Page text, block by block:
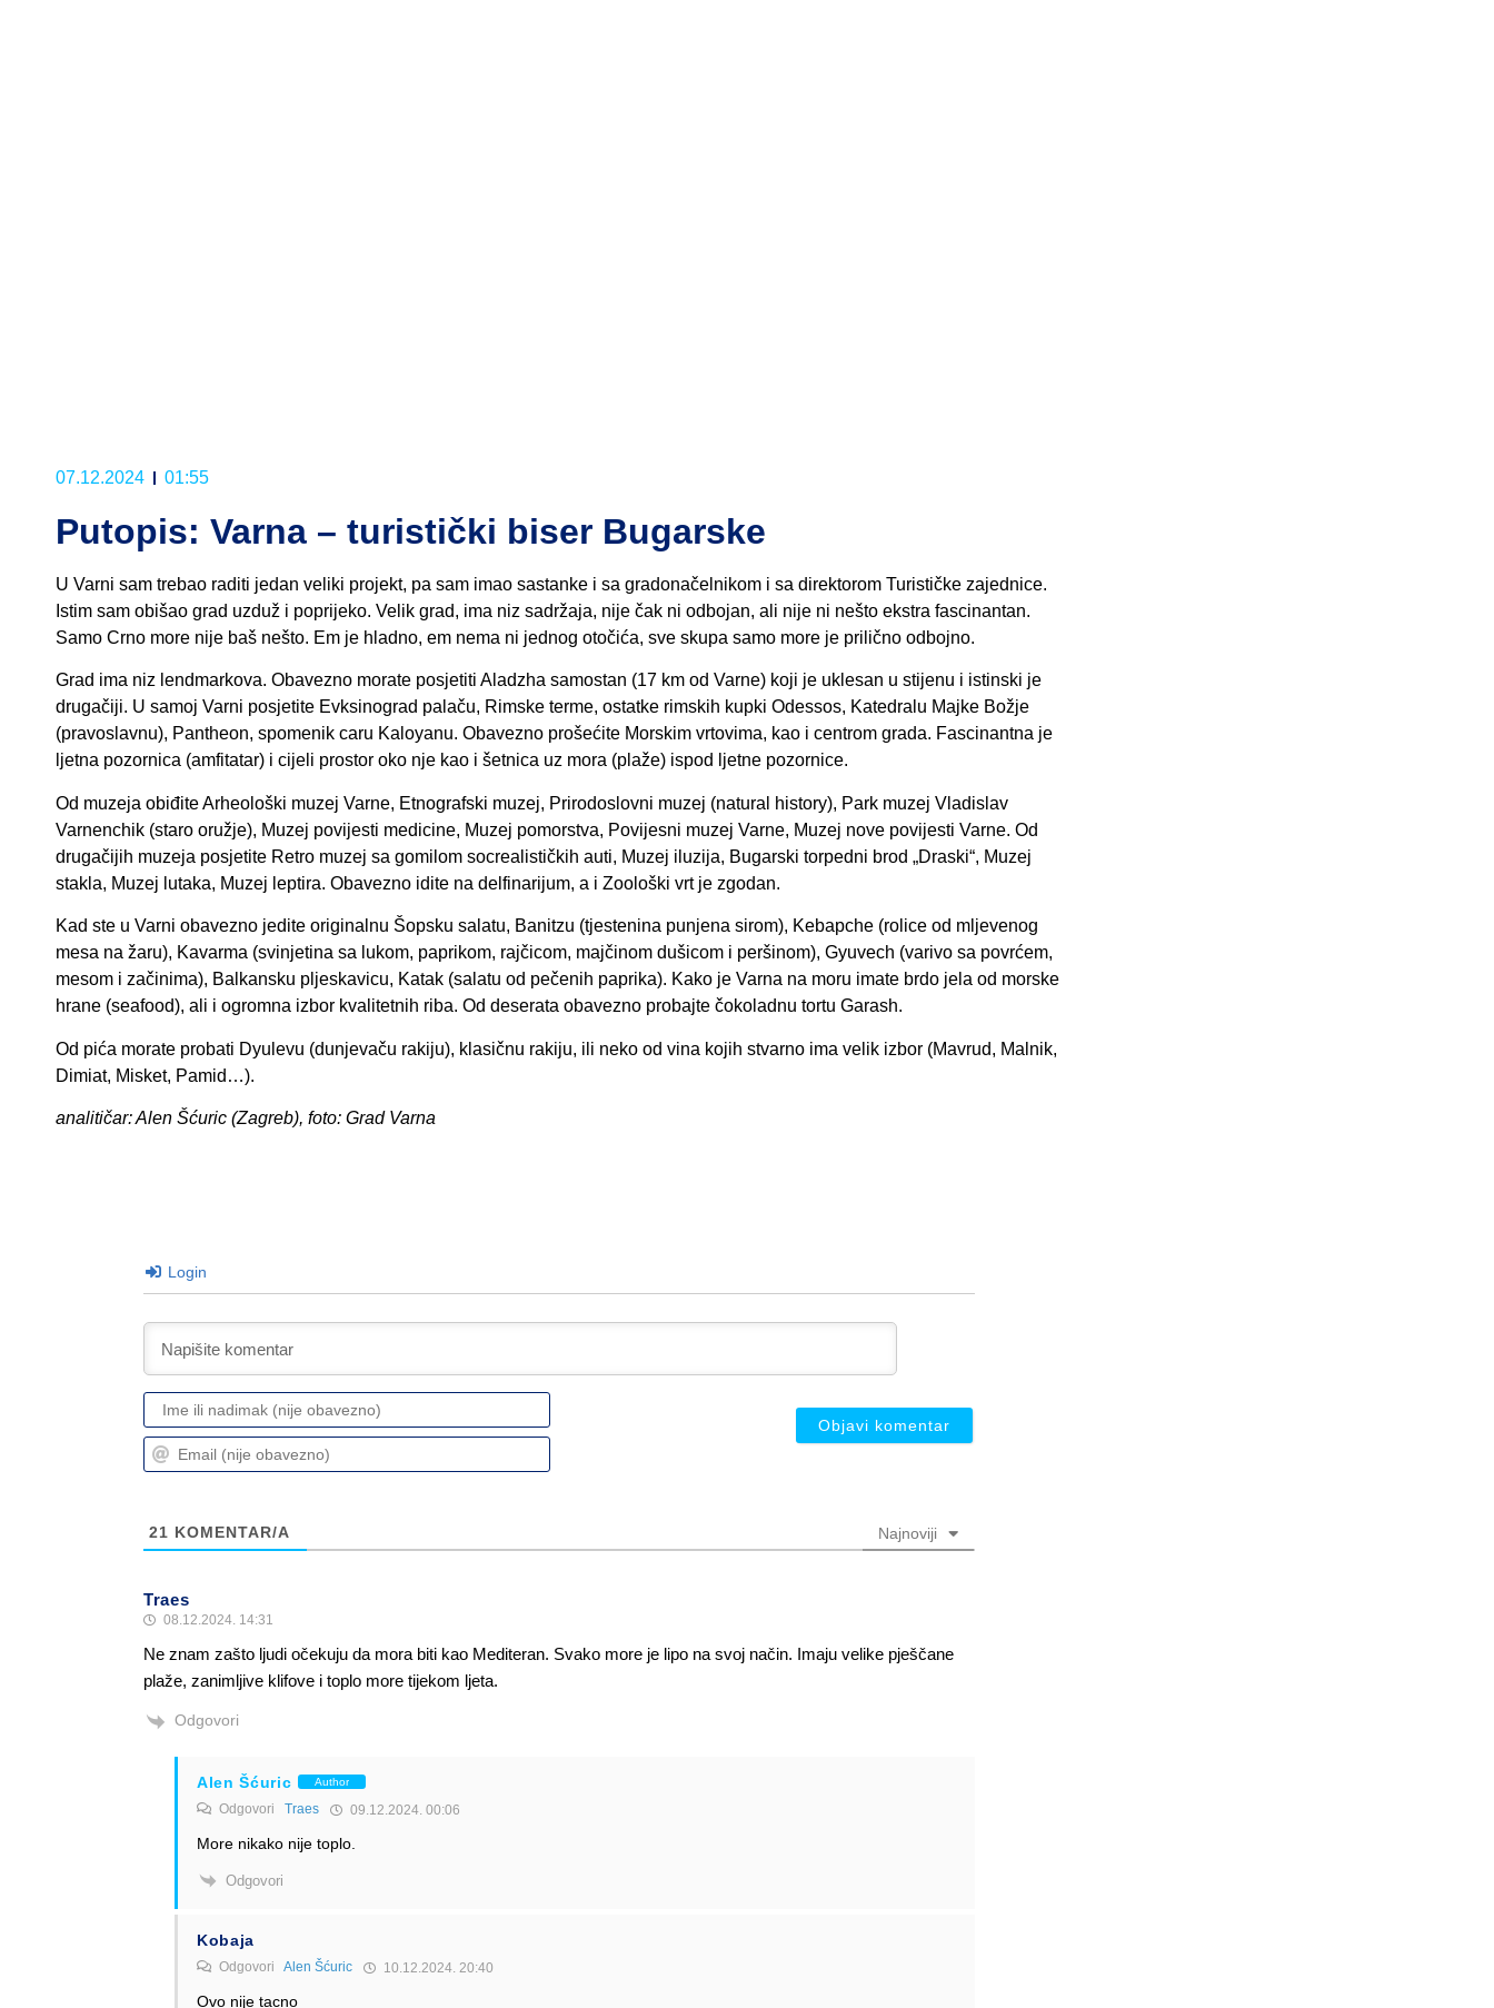
07.12.2024 01:55
Putopis: Varna – turistički biser Bugarske
U Varni sam trebao raditi jedan veliki projekt, pa sam imao sastanke i sa gradonačelnikom i sa direktorom Turističke zajednice.
Istim sam obišao grad uzduž i poprijeko. Velik grad, ima niz sadržaja, nije čak ni odbojan, ali nije ni nešto ekstra fascinantan.
Samo Crno more nije baš nešto. Em je hladno, em nema ni jednog otočića, sve skupa samo more je prilično odbojno.
Grad ima niz lendmarkova. Obavezno morate posjetiti Aladzha samostan (17 km od Varne) koji je uklesan u stijenu i istinski je
drugačiji. U samoj Varni posjetite Evksinograd palaču, Rimske terme, ostatke rimskih kupki Odessos, Katedralu Majke Božje
(pravoslavnu), Pantheon, spomenik caru Kaloyanu. Obavezno prošećite Morskim vrtovima, kao i centrom grada. Fascinantna je
ljetna pozornica (amfitatar) i cijeli prostor oko nje kao i šetnica uz mora (plaže) ispod ljetne pozornice.
Od muzeja obiđite Arheološki muzej Varne, Etnografski muzej, Prirodoslovni muzej (natural history), Park muzej Vladislav
Varnenchik (staro oružje), Muzej povijesti medicine, Muzej pomorstva, Povijesni muzej Varne, Muzej nove povijesti Varne. Od
drugačijih muzeja posjetite Retro muzej sa gomilom socrealističkih auti, Muzej iluzija, Bugarski torpedni brod „Draski“, Muzej
stakla, Muzej lutaka, Muzej leptira. Obavezno idite na delfinarijum, a i Zoološki vrt je zgodan.
Kad ste u Varni obavezno jedite originalnu Šopsku salatu, Banitzu (tjestenina punjena sirom), Kebapche (rolice od mljevenog
mesa na žaru), Kavarma (svinjetina sa lukom, paprikom, rajčicom, majčinom dušicom i peršinom), Gyuvech (varivo sa povrćem,
mesom i začinima), Balkansku pljeskavicu, Katak (salatu od pečenih paprika). Kako je Varna na moru imate brdo jela od morske
hrane (seafood), ali i ogromna izbor kvalitetnih riba. Od deserata obavezno probajte čokoladnu tortu Garash.
Od pića morate probati Dyulevu (dunjevaču rakiju), klasičnu rakiju, ili neko od vina kojih stvarno ima velik izbor (Mavrud, Malnik,
Dimiat, Misket, Pamid…).
analitičar: Alen Šćuric (Zagreb), foto: Grad Varna
Login
Ime
ili
nadimak
Email
(nije
21 KOMENTAR/A Najnoviji
Traes
08.12.2024. 14:31
Ne znam zašto ljudi očekuju da mora biti kao Mediteran. Svako more je lipo na svoj način. Imaju velike pješčane
plaže, zanimljive klifove i toplo more tijekom ljeta.
Odgovori
Alen Šćuric Author
Odgovori Traes 09.12.2024. 00:06
More nikako nije toplo.
Odgovori
Kobaja
Odgovori Alen Šćuric 10.12.2024. 20:40
Ovo nije tacno